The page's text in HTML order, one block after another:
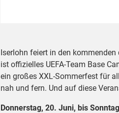
Iserlohn feiert in den
ist offizielles UEFA-Team Base
ein großes XXL-Sommerfest für
nah und fern. Und auf diese
Donnerstag, 20. Juni, bis